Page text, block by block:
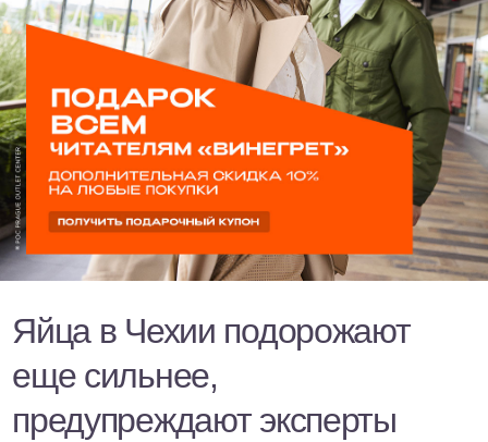
Яйца в Чехии подорожают
еще сильнее,
предупреждают эксперты